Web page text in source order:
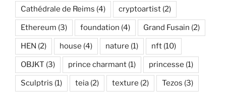
Cathédrale de Reims (4) cryptoartist (2)
Ethereum (3) foundation (4) Grand Fusain (2)
HEN (2) house (4) nature (1) nft (10)
OBJKT (3) prince charmant (1) princesse (1)
Sculptris (1) teia (2) texture (2) Tezos (3)